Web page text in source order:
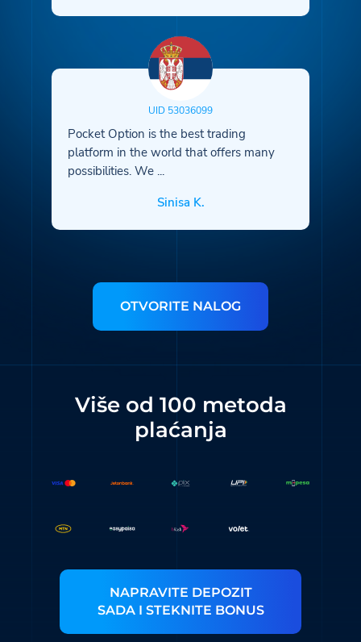
UID 53036099
Pocket Option is the best trading
platform in the world that offers many
possibilities. We ...
Sinisa K.
OTVORITE NALOG
Više od 100 metoda
plaćanja
NAPRAVITE DEPOZIT
SADA I STEKNITE BONUS